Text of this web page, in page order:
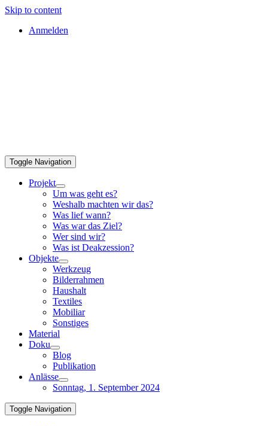
Skip to content
Anmelden
Toggle Navigation
Projekt
Um was geht es?
Weshalb machten wir das?
Was lief wann?
Was war das Ziel?
Wer sind wir?
Was ist Deakzession?
Objekte
Werkzeug
Bilderrahmen
Haushalt
Textiles
Mobiliar
Sonstiges
Material
Doku
Blog
Publikation
Anlässe
Sonntag, 1. September 2024
Toggle Navigation